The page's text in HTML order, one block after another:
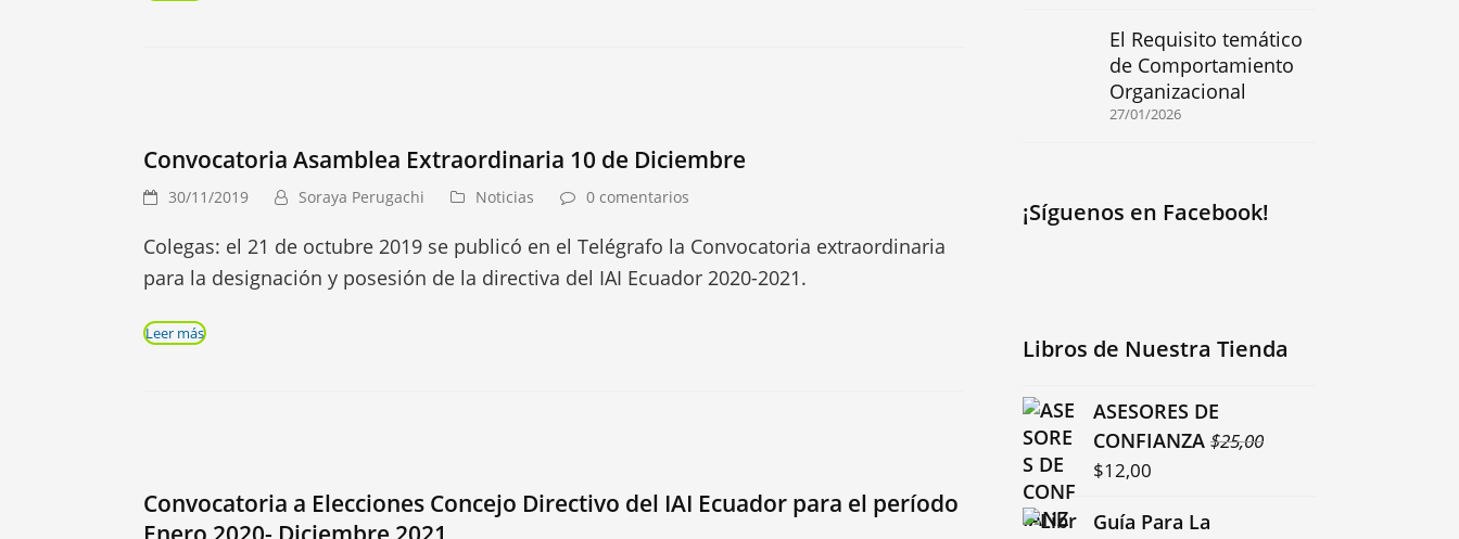
Convocatoria Asamblea Extraordinaria 10 de Diciembre
30/11/2019 Soraya Perugachi Noticias 0 comentarios
Colegas: el 21 de octubre 2019 se publicó en el Telégrafo la Convocatoria extraordinaria
para la designación y posesión de la directiva del IAI Ecuador 2020-2021.
Leer más
Convocatoria a Elecciones Concejo Directivo del IAI Ecuador para el período
El Requisito temático
de Comportamiento
Organizacional
27/01/2026
¡Síguenos en Facebook!
Libros de Nuestra Tienda
ASESORES DE
CONFIANZA $25,00
El
original
$12,00
actual
Guía Para La